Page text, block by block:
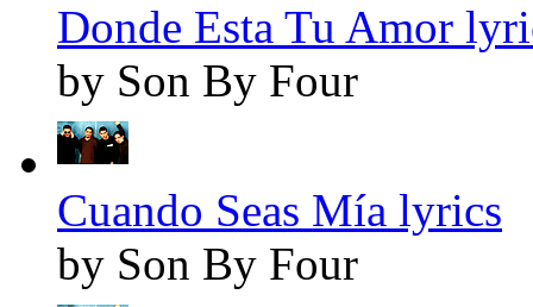
Donde Esta Tu Amor
by Son By Four
Cuando Seas Mía lyrics
by Son By Four